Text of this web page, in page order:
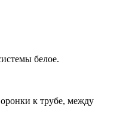
белое.
к трубе, между